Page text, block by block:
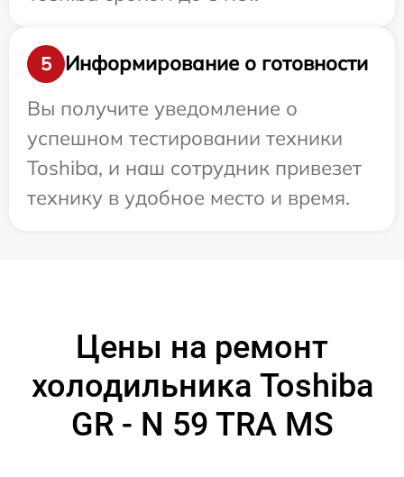
5
Информирование о готовности
Вы получите уведомление о
успешном тестировании техники
Toshiba, и наш сотрудник привезет
технику в удобное место и время.
Цены на ремонт
холодильника Toshiba
GR - N 59 TRA MS